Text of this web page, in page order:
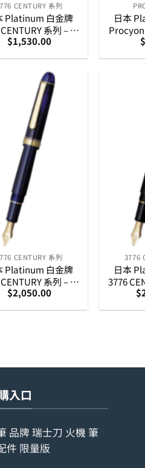
CENTURY 系列
Platinum 白金牌
系列 – 珍
14K 金筆咀 墨水筆
$1,530.00
日本
$
CENTURY 系列
Platinum 白金牌
系列 – 透
明教堂藍墨水筆
$2,050.00
3776
日本
3776
色
$
入口
品牌 瑞士刀 火機 筆
件 限量版